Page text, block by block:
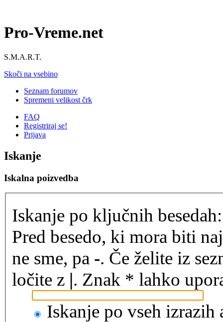
Pro-Vreme.net
S.M.A.R.T.
Skoči na vsebino
Seznam forumov
Spremeni velikost črk
FAQ
Registriraj se!
Prijava
Iskanje
Iskalna poizvedba
Iskanje po ključnih besedah:
Pred besedo, ki mora biti
ne sme, pa -. Če želite iz
ločite z |. Znak * lahko
Iskanje po vseh izrazih